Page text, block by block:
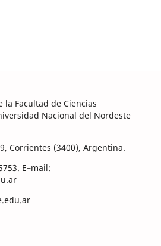
la Facultad de Ciencias
Nacional del Nordeste
Corrientes (3400), Argentina.
E–mail: